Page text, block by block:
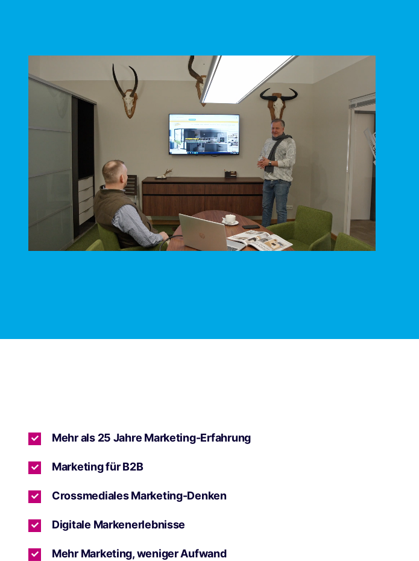
Mehr als 25 Jahre Marketing-Erfahrung
Marketing für B2B
Crossmediales Marketing-Denken
Digitale Markenerlebnisse
Mehr Marketing, weniger Aufwand